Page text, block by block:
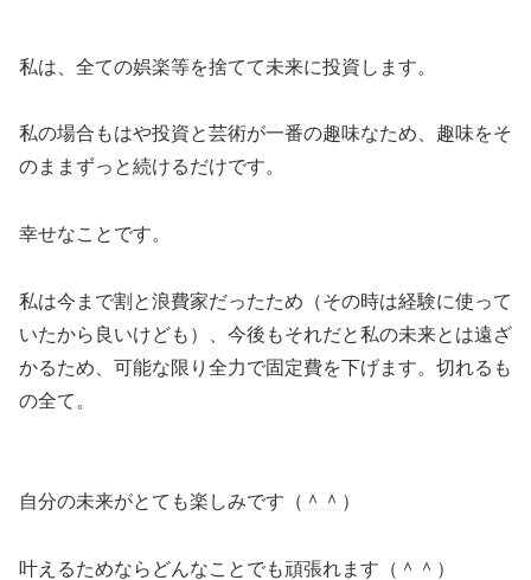
私は、全ての娯楽等を捨てて未来に投資します。
私の場合もはや投資と芸術が一番の趣味なため、趣味をそ
のままずっと続けるだけです。
幸せなことです。
私は今まで割と浪費家だったため（その時は経験に使って
いたから良いけども）、今後もそれだと私の未来とは遠ざ
かるため、可能な限り全力で固定費を下げます。切れるも
の全て。
自分の未来がとても楽しみです（＾＾）
叶えるためならどんなことでも頑張れます（＾＾）